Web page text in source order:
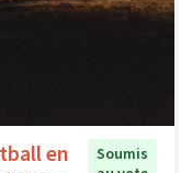
en
Soumis